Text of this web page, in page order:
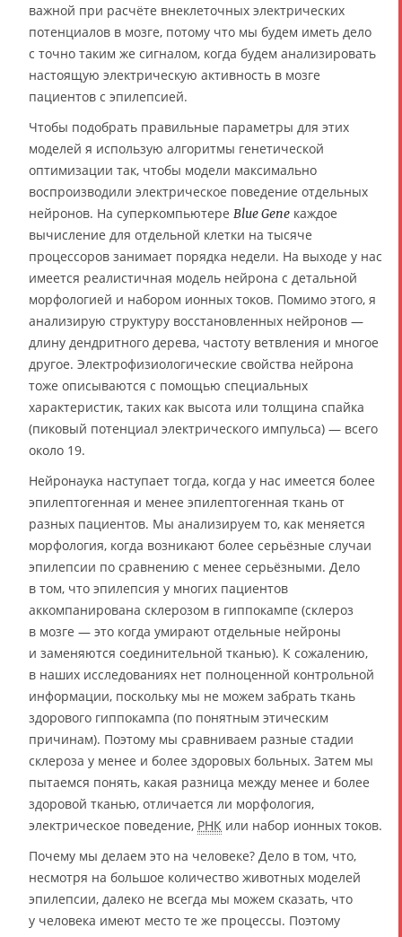
важной при расчёте внеклеточных электрических
потенциалов в мозге, потому что мы будем иметь дело
с точно таким же сигналом, когда будем анализировать
настоящую электрическую активность в мозге
пациентов с эпилепсией.
Чтобы подобрать правильные параметры для этих
моделей я использую алгоритмы генетической
оптимизации так, чтобы модели максимально
воспроизводили электрическое поведение отдельных
нейронов. На суперкомпьютере Blue Gene каждое
вычисление для отдельной клетки на тысяче
процессоров занимает порядка недели. На выходе у нас
имеется реалистичная модель нейрона с детальной
морфологией и набором ионных токов. Помимо этого, я
анализирую структуру восстановленных нейронов —
длину дендритного дерева, частоту ветвления и многое
другое. Электрофизиологические свойства нейрона
тоже описываются с помощью специальных
характеристик, таких как высота или толщина спайка
(пиковый потенциал электрического импульса) — всего
около 19.
Нейронаука наступает тогда, когда у нас имеется более
эпилептогенная и менее эпилептогенная ткань от
разных пациентов. Мы анализируем то, как меняется
морфология, когда возникают более серьёзные случаи
эпилепсии по сравнению с менее серьёзными. Дело
в том, что эпилепсия у многих пациентов
аккомпанирована склерозом в гиппокампе (склероз
в мозге — это когда умирают отдельные нейроны
и заменяются соединительной тканью). К сожалению,
в наших исследованиях нет полноценной контрольной
информации, поскольку мы не можем забрать ткань
здорового гиппокампа (по понятным этическим
причинам). Поэтому мы сравниваем разные стадии
склероза у менее и более здоровых больных. Затем мы
пытаемся понять, какая разница между менее и более
здоровой тканью, отличается ли морфология,
электрическое поведение, РНК или набор ионных токов.
Почему мы делаем это на человеке? Дело в том, что,
несмотря на большое количество животных моделей
эпилепсии, далеко не всегда мы можем сказать, что
у человека имеют место те же процессы. Поэтому